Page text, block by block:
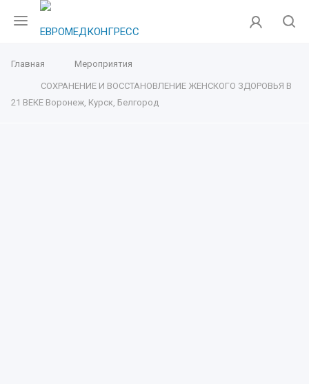
Главная Мероприятия
СОХРАНЕНИЕ И ВОССТАНОВЛЕНИЕ ЖЕНСКОГО ЗДОРОВЬЯ В
21 ВЕКЕ Воронеж, Курск, Белгород